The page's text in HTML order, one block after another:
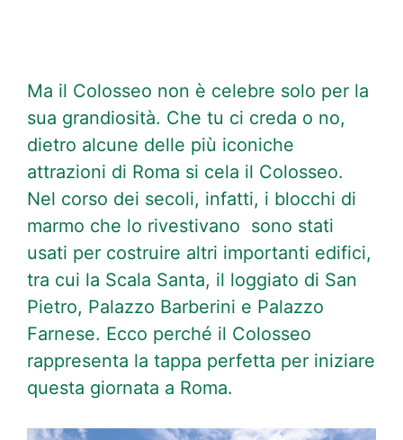
Ma il Colosseo non è celebre solo per la
sua grandiosità. Che tu ci creda o no,
dietro alcune delle più iconiche
attrazioni di Roma si cela il Colosseo.
Nel corso dei secoli, infatti, i blocchi di
marmo che lo rivestivano sono stati
usati per costruire altri importanti edifici,
tra cui la Scala Santa, il loggiato di San
Pietro, Palazzo Barberini e Palazzo
Farnese. Ecco perché il Colosseo
rappresenta la tappa perfetta per iniziare
questa giornata a Roma.